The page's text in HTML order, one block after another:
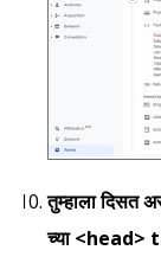
तुम्हाला दिसत
च्या <head>